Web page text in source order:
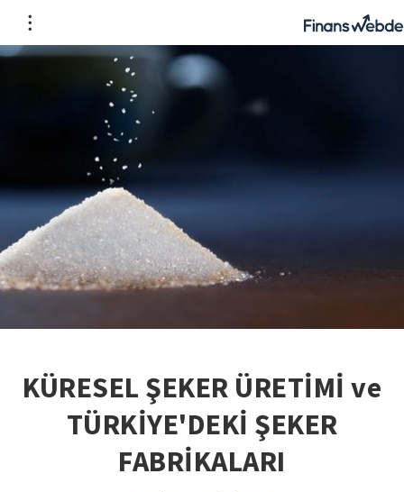
KÜRESEL ŞEKER ÜRETİMİ ve
TÜRKİYE'DEKİ ŞEKER
FABRİKALARI